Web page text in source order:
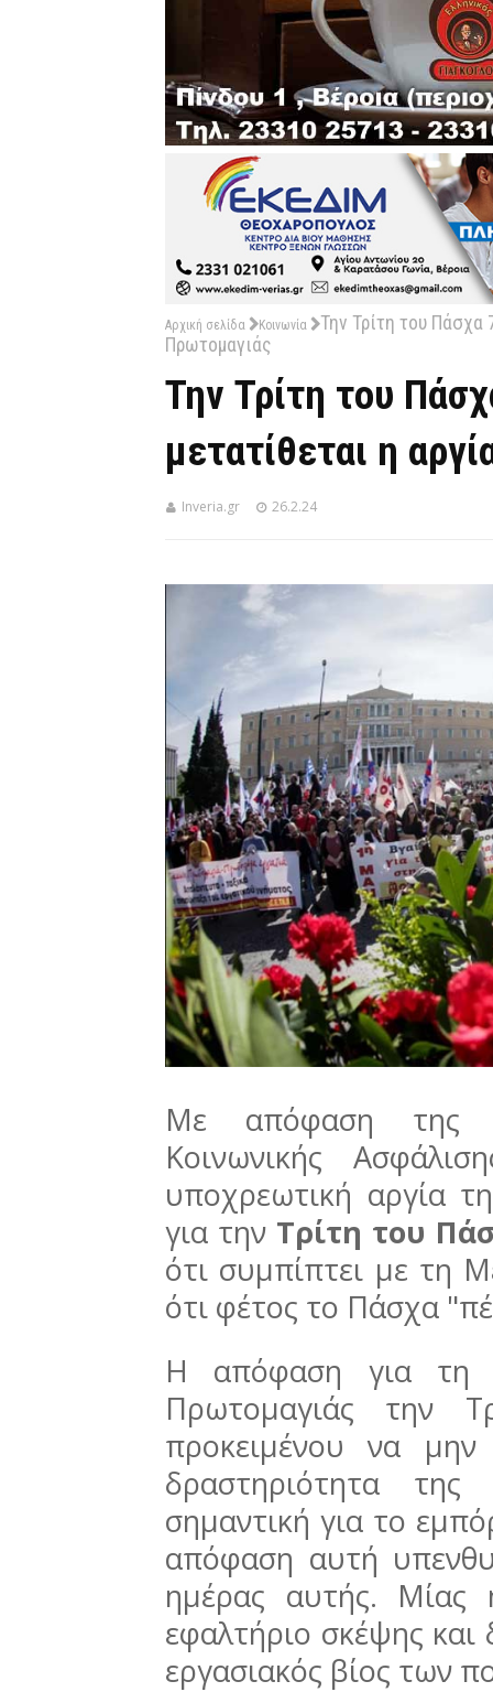
Αρχική σελίδα Κοινωνία
Την Τρίτη του Πάσχα
Πρωτομαγιάς
Την Τρίτη του
μετατίθεται η
Inveria.gr 26.2.24
Με απόφαση της
Κοινωνικής
υποχρεωτική αργία
για την Τρίτη του
ότι συμπίπτει με τη
ότι φέτος το Πάσχα
Η απόφαση για τη
Πρωτομαγιάς την
προκειμένου να μην
δραστηριότητα
σημαντική για το
απόφαση αυτή
ημέρας αυτής. Μίας
εφαλτήριο σκέψης
εργασιακός βίος των